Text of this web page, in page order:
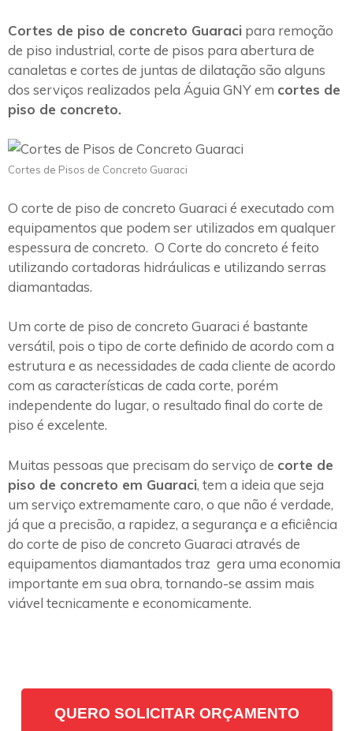
Cortes de piso de concreto Guaraci para remoção
de piso industrial, corte de pisos para abertura de
canaletas e cortes de juntas de dilatação são alguns
dos serviços realizados pela Águia GNY em cortes de
piso de concreto.
Cortes de Pisos de Concreto Guaraci
O corte de piso de concreto Guaraci é executado com
equipamentos que podem ser utilizados em qualquer
espessura de concreto. O Corte do concreto é feito
utilizando cortadoras hidráulicas e utilizando serras
diamantadas.
Um corte de piso de concreto Guaraci é bastante
versátil, pois o tipo de corte definido de acordo com a
estrutura e as necessidades de cada cliente de acordo
com as características de cada corte, porém
independente do lugar, o resultado final do corte de
piso é excelente.
Muitas pessoas que precisam do serviço de corte de
piso de concreto em Guaraci, tem a ideia que seja
um serviço extremamente caro, o que não é verdade,
já que a precisão, a rapidez, a segurança e a eficiência
do corte de piso de concreto Guaraci através de
equipamentos diamantados traz gera uma economia
importante em sua obra, tornando-se assim mais
viável tecnicamente e economicamente.
QUERO SOLICITAR ORÇAMENTO